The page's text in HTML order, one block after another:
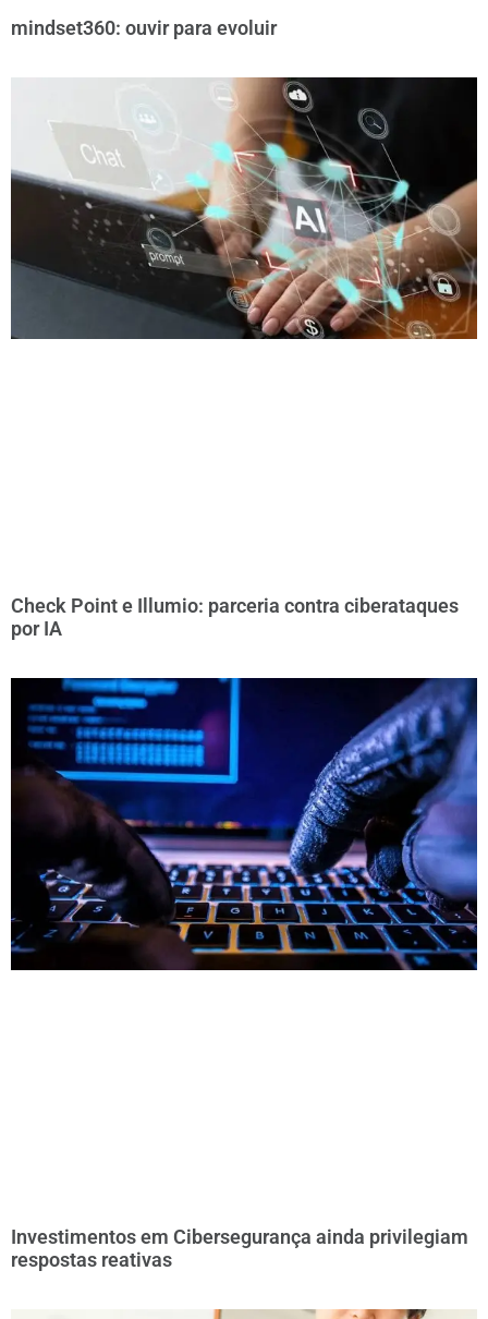
mindset360: ouvir para evoluir
Check Point e Illumio: parceria contra ciberataques
por IA
Investimentos em Cibersegurança ainda privilegiam
respostas reativas